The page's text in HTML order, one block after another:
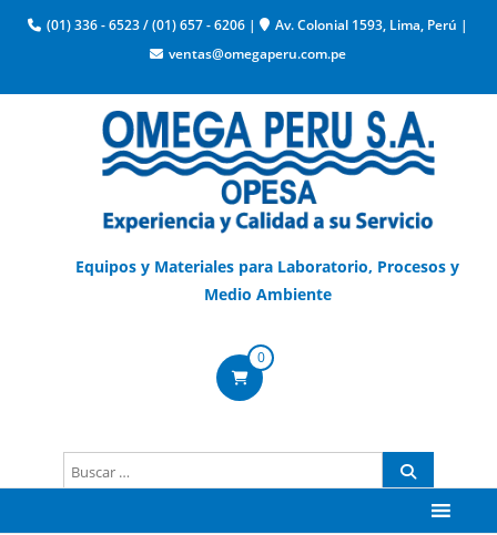
(01) 336 - 6523/(01) 657 - 6206 | Av. Colonial 1593, Lima, Perú |
ventas@omegaperu.com.pe
Equipos y Materiales para Laboratorio, Procesos y
Medio Ambiente
0